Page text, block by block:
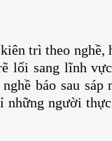
trì theo nghề,
lối sang lĩnh
báo sau sáp
người